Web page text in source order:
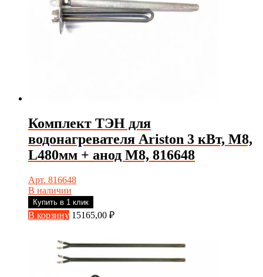
Комплект ТЭН для
водонагревателя Ariston 3 кВт, М8,
L480мм + анод М8, 816648
Арт. 816648
В наличии
Купить в 1 клик
В корзину 15165,00 ₽